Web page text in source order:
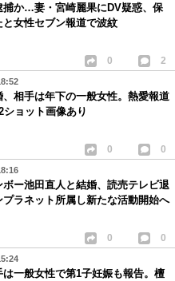
か…妻・宮崎麗果にDV疑惑、保
女性セブン報道で波紋
0 2
、相手は年下の一般女性。熱愛報道
ョット画像あり
0 0
ー池田直人と結婚、読売テレビ退
ラネット所属し新たな活動開始へ
0 0
一般女性で第1子妊娠も報告。檀